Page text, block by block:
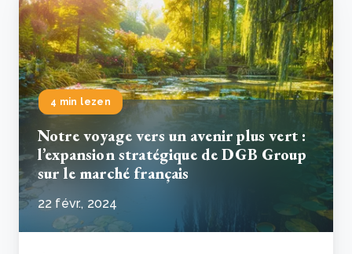
4 min lezen
Notre voyage vers un avenir plus vert :
l’expansion stratégique de DGB Group
sur le marché français
22 févr., 2024